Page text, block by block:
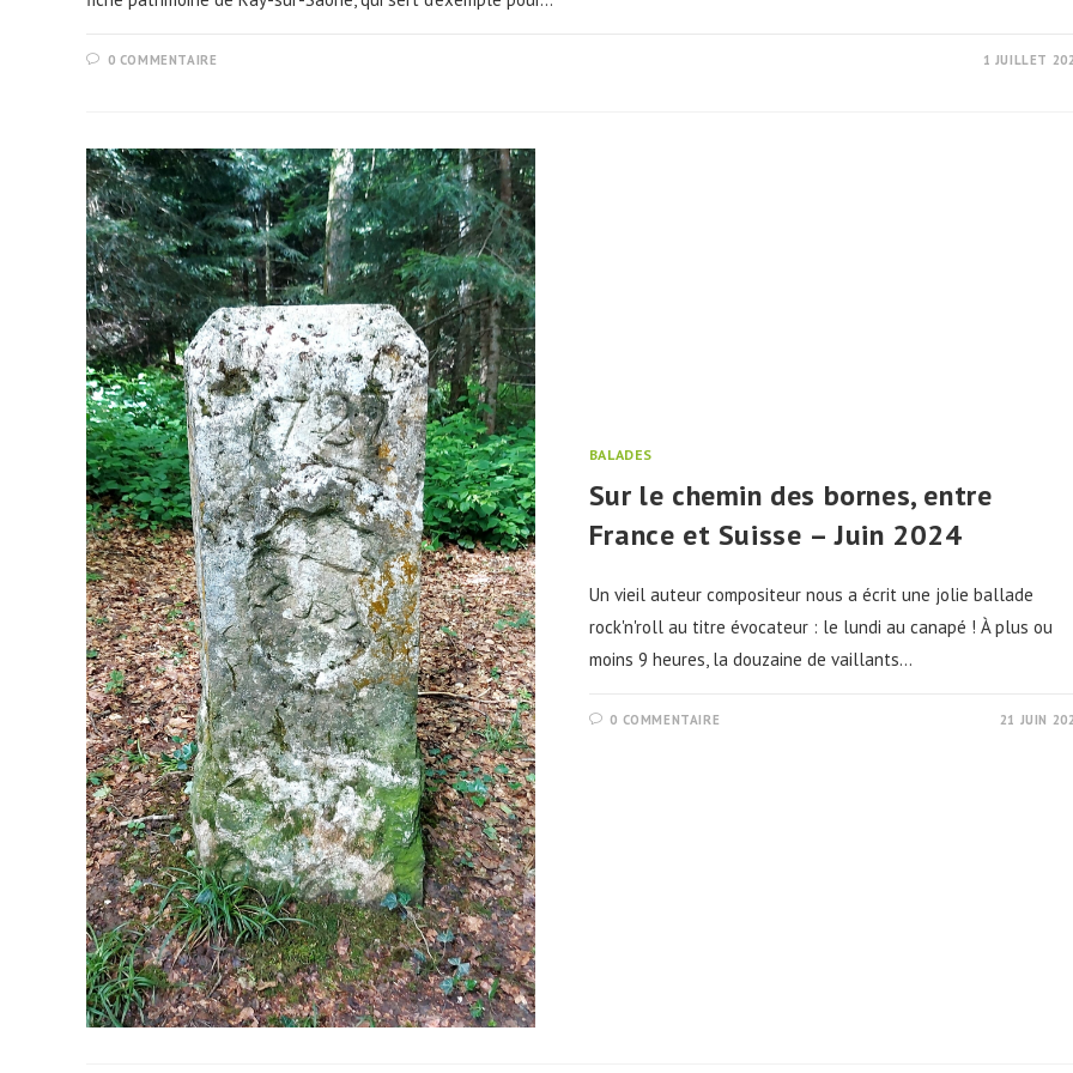
0 COMMENTAIRE 1 JUILLET
BALADES
Sur le chemin des bornes, entre
France et Suisse – Juin 2024
Un vieil auteur compositeur nous a écrit une jolie ballade
rock'n'roll au titre évocateur : le lundi au canapé ! À plus ou
moins 9 heures, la douzaine de vaillants…
0 COMMENTAIRE 21 JUIN